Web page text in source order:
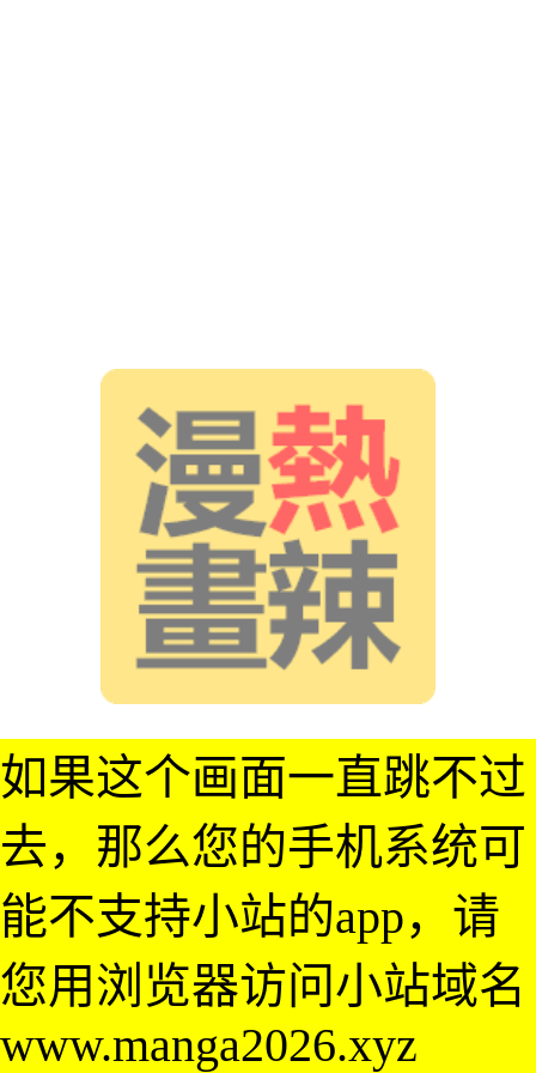
如果这个画面一直跳不过
去，那么您的手机系统可
能不支持小站的app，请
您用浏览器访问小站域名
www.manga2026.xyz